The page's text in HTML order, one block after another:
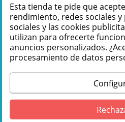
523HD
976 36
Esta tienda te pide que
rendimiento, redes sociales y
sociales y las cookies
utilizan para ofrecerte
anuncios personalizados.
procesamiento de datos